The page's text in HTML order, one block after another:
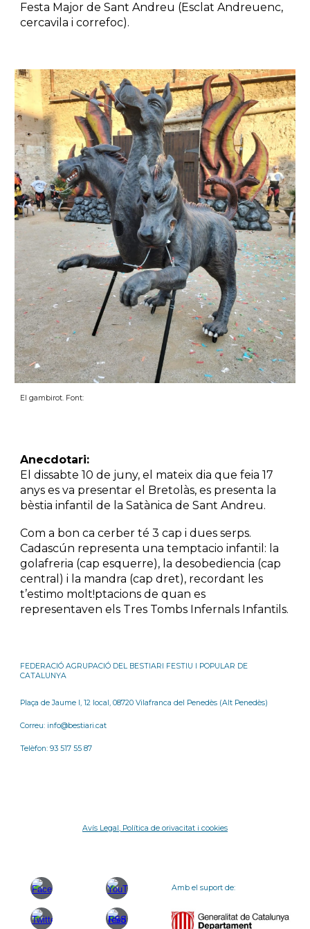
Festa Major de Sant Andreu (Esclat Andreuenc,
cercavila i correfoc).
Elgambirot. Font:
Anecdotari:
El dissabte 10 de juny, el mateix dia que feia 17
anys es va presentar el Bretolàs, es presenta la
bèstia infantil de la Satànica de Sant Andreu.
Com a bon ca cerber té 3 cap i dues serps.
Cadascún representa una temptacio infantil: la
golafreria (cap esquerre), la desobediencia (cap
central) i la mandra (cap dret), recordant les
t’estimo molt!ptacions de quan es
representaven els Tres Tombs Infernals Infantils.
FEDERACIÓ AGRUPACIÓ DEL BESTIARI FESTIU I POPULAR DE
CATALUNYA
Plaça de Jaume I, 12 local, 08720 Vilafranca del Penedès (Alt Penedès)
Correu: info@bestiari.cat
Telèfon: 93 517 55 87
Avís Legal, Política de orivacitat i cookies
Amb el suport de: